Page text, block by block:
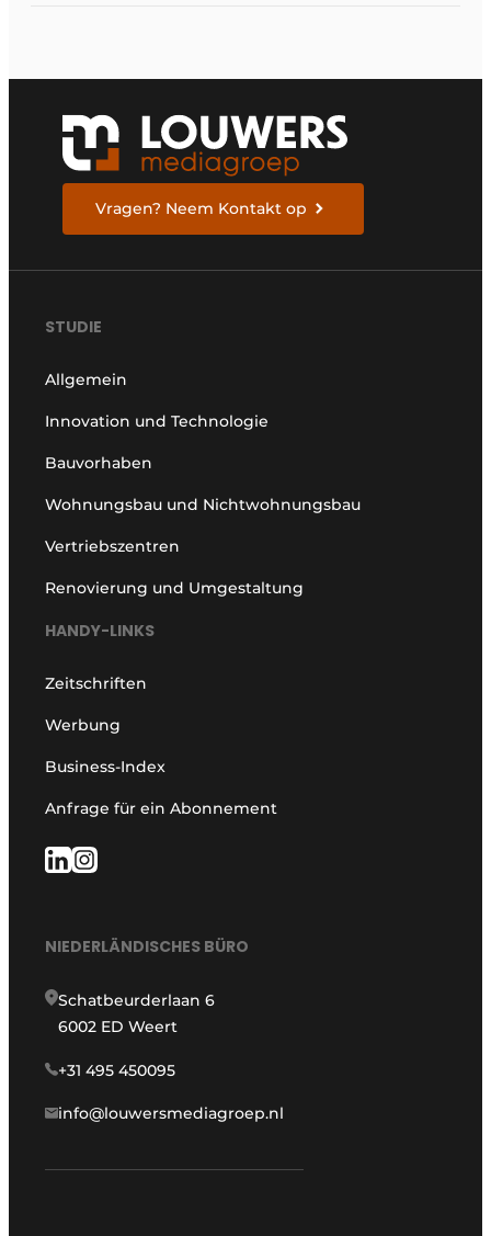
Vragen? Neem Kontakt op
STUDIE
Allgemein
Innovation und Technologie
Bauvorhaben
Wohnungsbau und Nichtwohnungsbau
Vertriebszentren
Renovierung und Umgestaltung
HANDY-LINKS
Zeitschriften
Werbung
Business-Index
Anfrage für ein Abonnement
NIEDERLÄNDISCHES BÜRO
Schatbeurderlaan 6
6002 ED Weert
+31 495 450095
info@louwersmediagroep.nl